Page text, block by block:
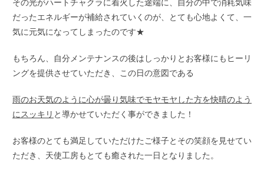
その光がハートチャクラに着火した途端に、自分の中で消耗気味
だったエネルギーが補給されていくのが、とても心地よくて、一
気に元気になってしまったのです★
もちろん、自分メンテナンスの後はしっかりとお客様にもヒーリ
ングを提供させていただき、この日の意図である
雨のお天気のように心が曇り気味でモヤモヤした方を快晴のよう
にスッキリ と導かせていただく事ができました！
お客様のとても満足していただけたご様子とその笑顔を見せてい
ただき、天使工房もとても癒された一日となりました。